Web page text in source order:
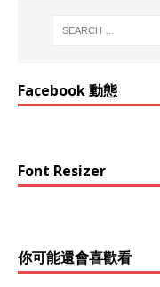
Facebook 動態
Font Resizer
你可能還會喜歡看